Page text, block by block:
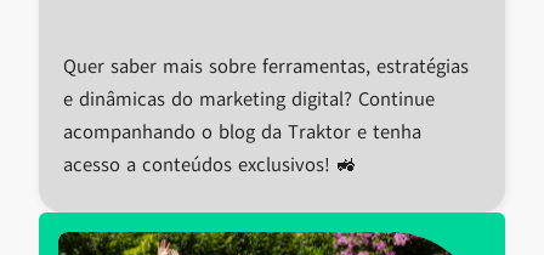
Quer saber mais sobre ferramentas, estratégias
e dinâmicas do marketing digital? Continue
acompanhando o blog da Traktor e tenha
acesso a conteúdos exclusivos! 🚜